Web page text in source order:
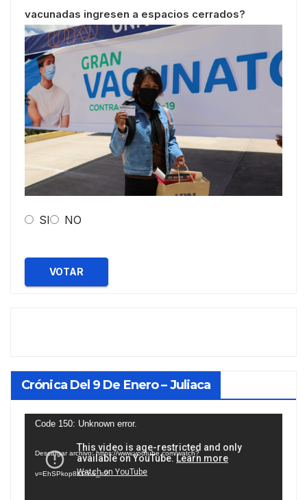
vacunadas ingresen a espacios cerrados?
SI NO
VOTAR
Crónica Del 9 De Enero – Juliaca
Reproductor
vídeo
Code 150: Unknown error.
Descargar archivo: https://www.youtube.com/watch?
v=EhSPkop8KPY&_=2